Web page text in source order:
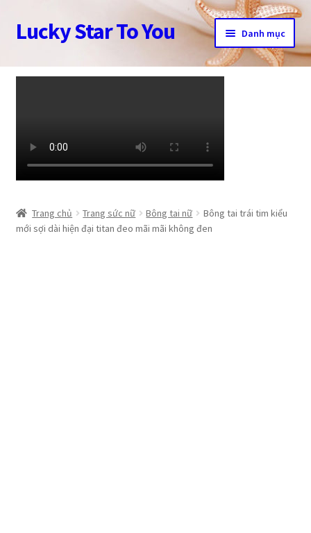
Đi
đến
hướng
Chuyển
đến
dung
Lucky Star To You Danh mục
Trang chủ
Cửa hàng
Tài khoản
Trang chủ Trang sức nữ Bông tai nữ
Bông tai trái tim kiểu
mới sợi dài hiện đại titan đeo mãi mãi không đen